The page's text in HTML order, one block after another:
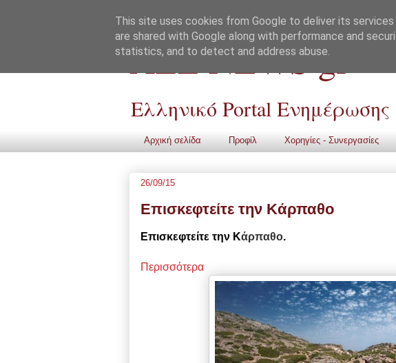
ALL NEWS gr
Ελληνικό Portal Ενημέρωσης
Αρχική σελίδα Προφίλ Χορηγίες - Συνεργασίες
26/09/15
Επισκεφτείτε την Kάρπαθο
Επισκεφτείτε την Κάρπαθο.
Περισσότερα
This site uses cookies from Google to deliver its
are shared with Google along with performance and
statistics, and to detect and address abuse.